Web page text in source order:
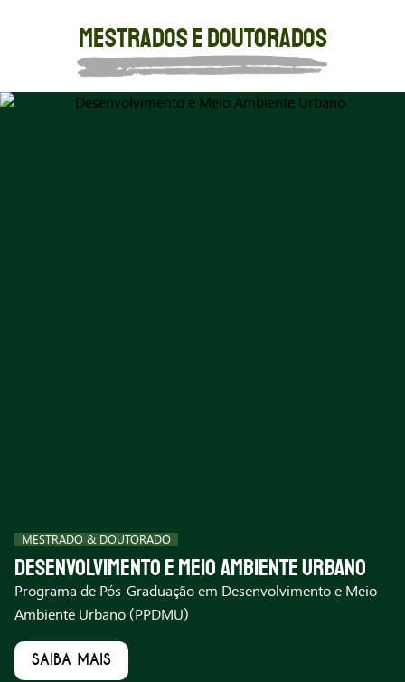
MESTRADOS E DOUTORADOS
MESTRADO & DOUTORADO
Desenvolvimento e Meio Ambiente Urbano
Programa de Pós-Graduação em Desenvolvimento e Meio
Ambiente Urbano (PPDMU)
SAIBA MAIS